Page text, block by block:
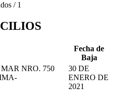
/ 1
Fecha de
Baja
NRO. 750
30 DE
ENERO DE
2021